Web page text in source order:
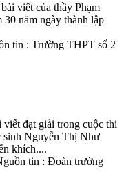
viết của thầy Phạm
năm ngày thành lập
tin : Trường THPT số 2
đạt giải trong cuộc thi
sinh Nguyễn Thị Như
khích....
tin : Đoàn trường